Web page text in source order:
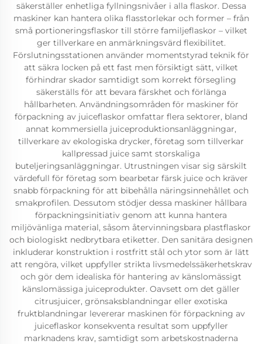
säkerställer enhetliga fyllningsnivåer i alla flaskor. Dessa
maskiner kan hantera olika flasstorlekar och former – från
små portioneringsflaskor till större familjeflaskor – vilket
ger tillverkare en anmärkningsvärd flexibilitet.
Förslutningsstationen använder momentstyrad teknik för
att säkra locken på ett fast men försiktigt sätt, vilket
förhindrar skador samtidigt som korrekt försegling
säkerställs för att bevara färskhet och förlänga
hållbarheten. Användningsområden för maskiner för
förpackning av juiceflaskor omfattar flera sektorer, bland
annat kommersiella juiceproduktionsanläggningar,
tillverkare av ekologiska drycker, företag som tillverkar
kallpressad juice samt storskaliga
buteljeringsanläggningar. Utrustningen visar sig särskilt
värdefull för företag som bearbetar färsk juice och kräver
snabb förpackning för att bibehålla näringsinnehållet och
smakprofilen. Dessutom stödjer dessa maskiner hållbara
förpackningsinitiativ genom att kunna hantera
miljövänliga material, såsom återvinningsbara plastflaskor
och biologiskt nedbrytbara etiketter. Den sanitära designen
inkluderar konstruktion i rostfritt stål och ytor som är lätt
att rengöra, vilket uppfyller strikta livsmedelssäkerhetskrav
och gör dem idealiska för hantering av känslomässigt
känslomässiga juiceprodukter. Oavsett om det gäller
citrusjuicer, grönsaksblandningar eller exotiska
fruktblandningar levererar maskinen för förpackning av
juiceflaskor konsekventa resultat som uppfyller
marknadens krav, samtidigt som arbetskostnaderna